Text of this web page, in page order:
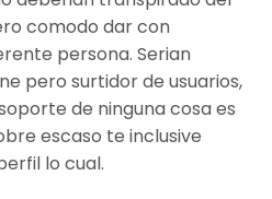
comodo dar con
persona. Seri­an
pero surtidor de usuarios,
de ninguna cosa es
escaso te inclusive
lo cual.